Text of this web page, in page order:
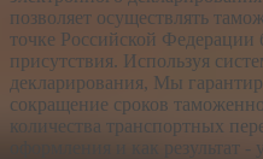
позволяет осуществлять
точке Российской Федерации
присутствия. Используя
декларирования, Мы
сокращение сроков
количества транспортных
оформления и как результат